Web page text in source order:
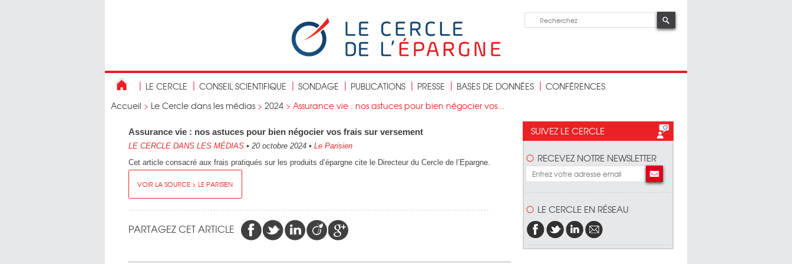
LE CERCLE CONSEIL SCIENTIFIQUE SONDAGE PUBLICATIONS PRESSE BASES DE DONNÉES
CONFÉRENCES
Accueil > Le Cercle dans les médias > 2024 > Assurance vie : nos astuces pour bien négocier vos...
Assurance vie : nos astuces pour bien négocier vos frais sur versement
LE CERCLE DANS LES MÉDIAS • 20 octobre 2024 • Le Parisien
Cet article consacré aux frais pratiqués sur les produits d’épargne cite le Directeur du Cercle de l’Epargne.
VOIR LA SOURCE > LE PARISIEN
PARTAGEZ CET ARTICLE
SUIVEZ LE CERCLE
RECEVEZ NOTRE NEWSLETTER
LE CERCLE EN RÉSEAU